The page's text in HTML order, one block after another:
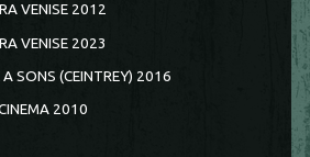
VENISE 2012
VENISE 2023
A SONS (CEINTREY) 2016
2010